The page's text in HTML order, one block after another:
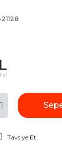
Tavsiye Et